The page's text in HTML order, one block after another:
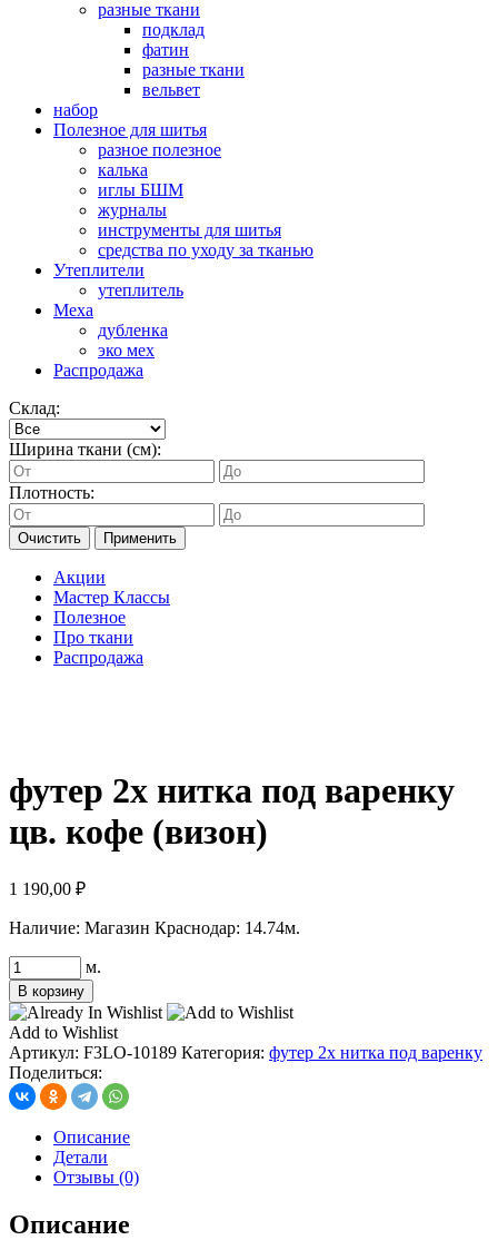
разные ткани
подклад
фатин
разные ткани
вельвет
набор
Полезное для шитья
разное полезное
калька
иглы БШМ
журналы
инструменты для шитья
средства по уходу за тканью
Утеплители
утеплитель
Меха
дубленка
эко мех
Распродажа
Склад:
Ширина ткани (см):
Плотность:
Очистить Применить
Акции
Мастер Классы
Полезное
Про ткани
Распродажа
футер 2х нитка под варенку
цв. кофе (визон)
1 190,00 ₽
Наличие: Магазин Краснодар: 14.74м.
Количество
товара
футер
2х
нитка
под
варенку
цв.
(визон)
м.
В корзину
Add to Wishlist
Артикул: F3LO-10189 Категория: футер 2х нитка под варенку
Поделиться:
Описание
Детали
Отзывы (0)
Описание